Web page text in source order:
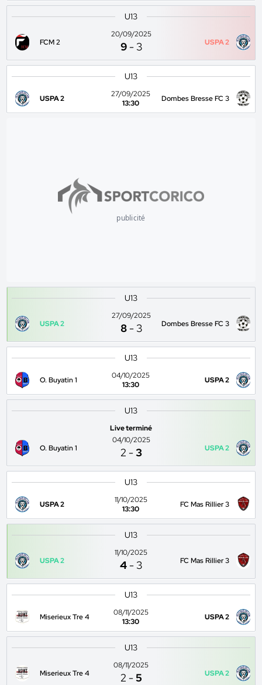
U13
FCM 2
20/09/2025
9 - 3 USPA 2
U13
USPA 2
27/09/2025
13:30
Dombes Bresse FC 3
publicité
U13
USPA 2
27/09/2025
8 - 3 Dombes Bresse FC 3
U13
O. Buyatin 1
04/10/2025
13:30
USPA 2
U13
Live terminé
O. Buyatin 1
04/10/2025
2 -3 USPA 2
U13
USPA 2
11/10/2025
13:30
FC Mas Rillier 3
U13
USPA 2
11/10/2025
4 - 3 FC Mas Rillier 3
U13
Miserieux Tre 4
08/11/2025
13:30
USPA 2
U13
Miserieux Tre 4
08/11/2025
2 -5 USPA 2